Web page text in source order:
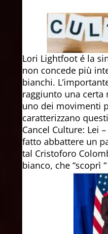
Lori Lightfoot é la
non concede più
bianchi.
raggiunto una certa
uno dei movimenti
caratterizzano
Cancel Culture: Lei
fatto abbattere un
tal Cristoforo
bianco, che “scoprì